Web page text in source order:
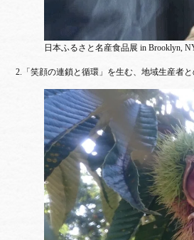
日本ふるさと名産食品展 in Brooklyn,
2.「笑顔の連鎖と循環」を生む、地域生産者